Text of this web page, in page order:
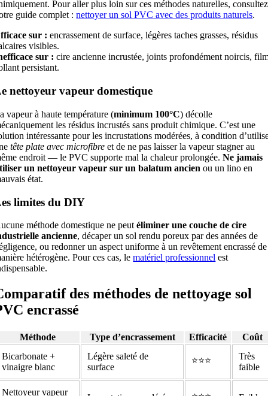
Pour aller plus loin sur ces méthodes naturelles, consultez
guide complet :nettoyer un sol PVC avec des produits naturels.
sur : encrassement de surface, légères taches grasses, résidus
visibles.
sur : cire ancienne incrustée, joints profondément noircis,
persistant.
nettoyeur vapeur domestique
vapeur à haute température (minimum 100°C) décolle
les résidus incrustés sans produit chimique. C’est une
intéressante pour les incrustations modérées, à condition
tête plate avec microfibre et de ne pas laisser la vapeur stagner au
endroit — le PVC supporte mal la chaleur prolongée.Ne jamais
un nettoyeur vapeur sur un balatum ancien ou un lino en
état.
limites du DIY
méthode domestique ne peutéliminer une couche de cire
ancienne, décaper un sol rendu poreux par des années de
ou redonner un aspect uniforme à un revêtement encrassé de
hétérogène. Pour ces cas, lematériel professionnel est
des méthodes de nettoyage sol
encrassé
Méthode Type d’encrassement Efficacité
Coût
Bicarbonate +
vinaigre blanc
Légère saleté de
surface
⭐⭐⭐
Très
faible
Nettoyeur vapeur